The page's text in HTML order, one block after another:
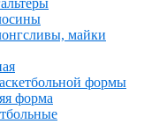
майки
формы
форма